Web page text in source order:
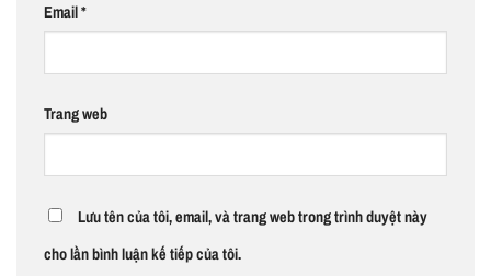
Email*
Trang web
Lưu tên của tôi, email, và trang web trong trình duyệt này
cho lần bình luận kế tiếp của tôi.